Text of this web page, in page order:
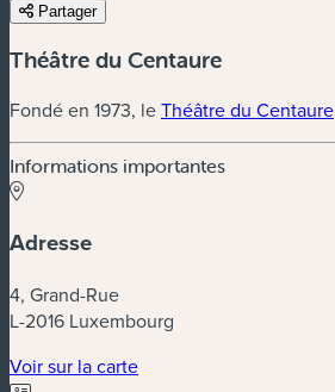
Partager
Théâtre du Centaure
Fondé en 1973, leThéâtre du Centaure
Informations importantes
Adresse
4, Grand-Rue
L-2016 Luxembourg
Voir sur la carte(nouvelle fenêtre)